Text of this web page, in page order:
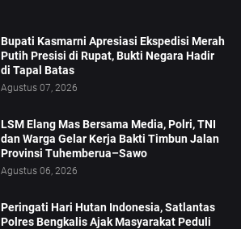
Bupati Kasmarni Apresiasi Ekspedisi Merah
Putih Presisi di Rupat, Bukti Negara Hadir
di Tapal Batas
Agustus 07, 2026
LSM Elang Mas Bersama Media, Polri, TNI
dan Warga Gelar Kerja Bakti Timbun Jalan
Provinsi Tuhemberua–Sawo
Agustus 06, 2026
Peringati Hari Hutan Indonesia, Satlantas
Polres Bengkalis Ajak Masyarakat Peduli